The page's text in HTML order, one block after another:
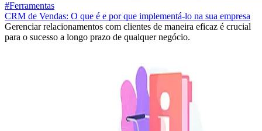
#Ferramentas
CRM de Vendas: O que é e por que implementá-lo na sua empresa
Gerenciar relacionamentos com clientes de maneira eficaz é crucial
para o sucesso a longo prazo de qualquer negócio.